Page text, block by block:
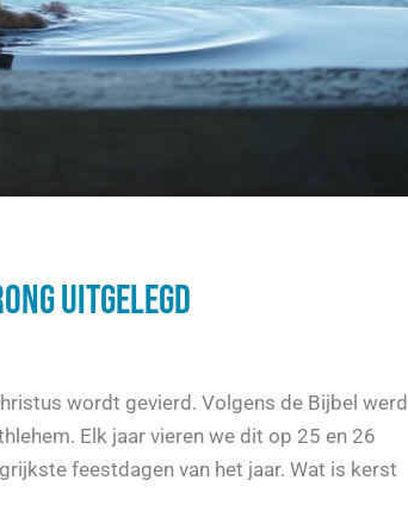
uitgelegd
wordt gevierd. Volgens de Bijbel werd
Elk jaar vieren we dit op 25 en 26
feestdagen van het jaar. Wat is kerst